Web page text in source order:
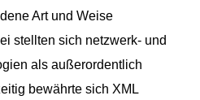
Art und Weise
stellten sich netzwerk- und
als außerordentlich
bewährte sich XML